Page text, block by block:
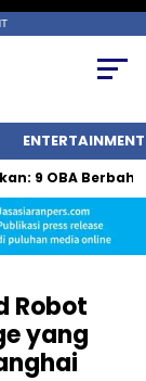
ENTERTAINMENT
Berbahaya
Robot
yang